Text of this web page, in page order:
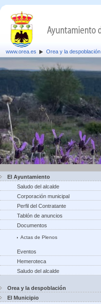
www.orea.es Orea y la despoblación
El Ayuntamiento
Saludo del alcalde
Corporación municipal
Perfil del Contratante
Tablón de anuncios
Documentos
Actas de Plenos
Eventos
Hemeroteca
Saludo del alcalde
Orea y la despoblación
El Municipio